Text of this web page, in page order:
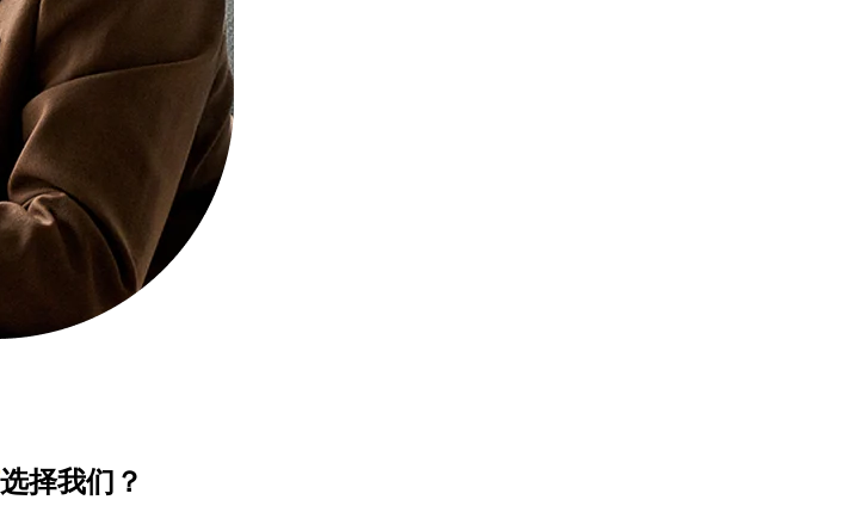
选择我们？